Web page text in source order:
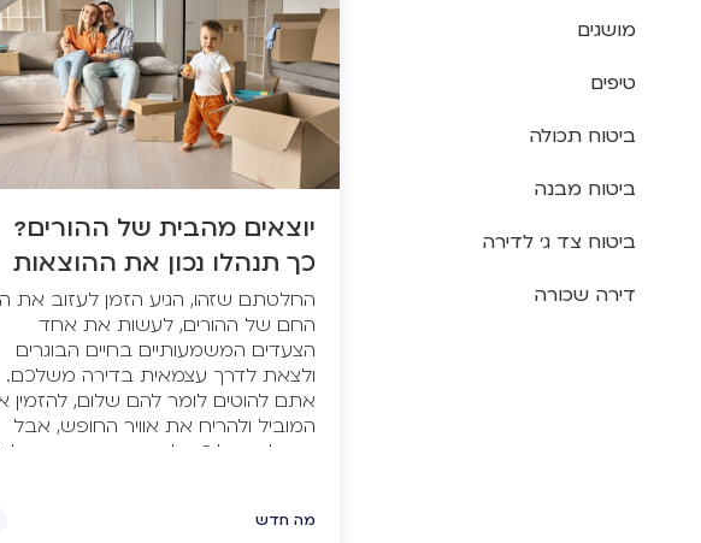
מושגים
טיפים
ביטוח תכולה
ביטוח מבנה
ביטוח צד ג' לדירה
דירה שכורה
יוצאים מהבית של ההורים?
כך תנהלו נכון את ההוצאות
החלטתם שזהו, הגיע הזמן לעזוב את
החם של ההורים, לעשות את אחד
הצעדים המשמעותיים בחיים הבוגרים
ולצאת לדרך עצמאית בדירה משלכם.
אתם להוטים לומר להם שלום, להזמין
המוביל ולהריח את אוויר החופש, אבל
רגע לפני עליכם לדעת שהמהירות
לוותר על הרעיון, ריכזנו עבורכם סדרה
מה חדש